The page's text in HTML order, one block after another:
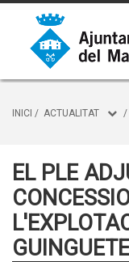
INICI / ACTUALITAT /
EL PLE